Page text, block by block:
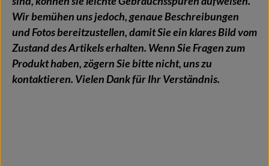
Wir bemühen uns jedoch, genaue Beschreibungen
und Fotos bereitzustellen, damit Sie ein klares Bild vom
Zustand des Artikels erhalten. Wenn Sie Fragen zum
Produkt haben, zögern Sie bitte nicht, uns zu
kontaktieren. Vielen Dank für Ihr Verständnis.